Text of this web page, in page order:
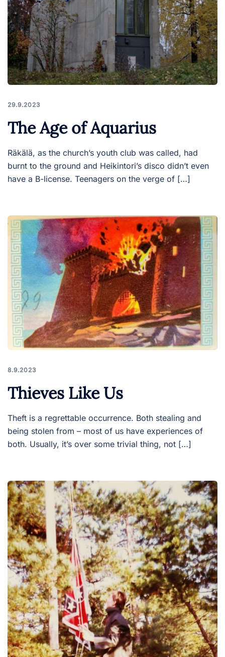
29.9.2023
The Age of Aquarius
Räkälä, as the church’s youth club was called, had
burnt to the ground and Heikintori’s disco didn’t even
have a B-license. Teenagers on the verge of […]
8.9.2023
Thieves Like Us
Theft is a regrettable occurrence. Both stealing and
being stolen from – most of us have experiences of
both. Usually, it’s over some trivial thing, not […]